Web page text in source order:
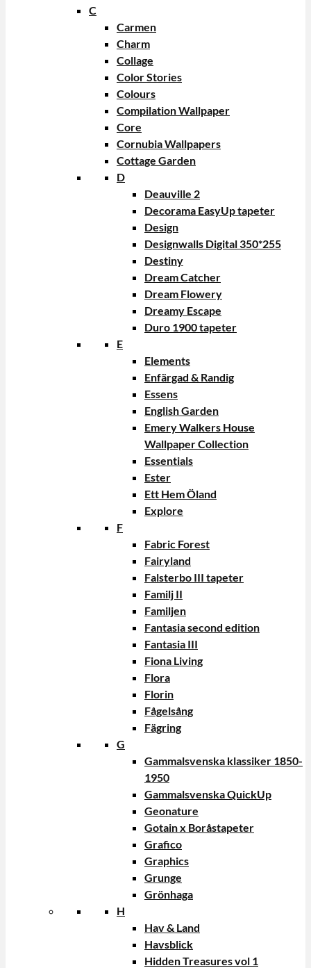
C
Carmen
Charm
Collage
Color Stories
Colours
Compilation Wallpaper
Core
Cornubia Wallpapers
Cottage Garden
D
Deauville 2
Decorama EasyUp tapeter
Design
Designwalls Digital 350*255
Destiny
Dream Catcher
Dream Flowery
Dreamy Escape
Duro 1900 tapeter
E
Elements
Enfärgad & Randig
Essens
English Garden
Emery Walkers House
Wallpaper Collection
Essentials
Ester
Ett Hem Öland
Explore
F
Fabric Forest
Fairyland
Falsterbo III tapeter
Familj II
Familjen
Fantasia second edition
Fantasia III
Fiona Living
Flora
Florin
Fågelsång
Fägring
G
Gammalsvenska klassiker 1850-
1950
Gammalsvenska QuickUp
Geonature
Gotain x Boråstapeter
Grafico
Graphics
Grunge
Grönhaga
H
Hav & Land
Havsblick
Hidden Treasures vol 1